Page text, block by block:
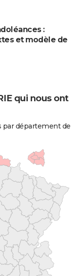
:
et modèle de
qui nous ont
par département de